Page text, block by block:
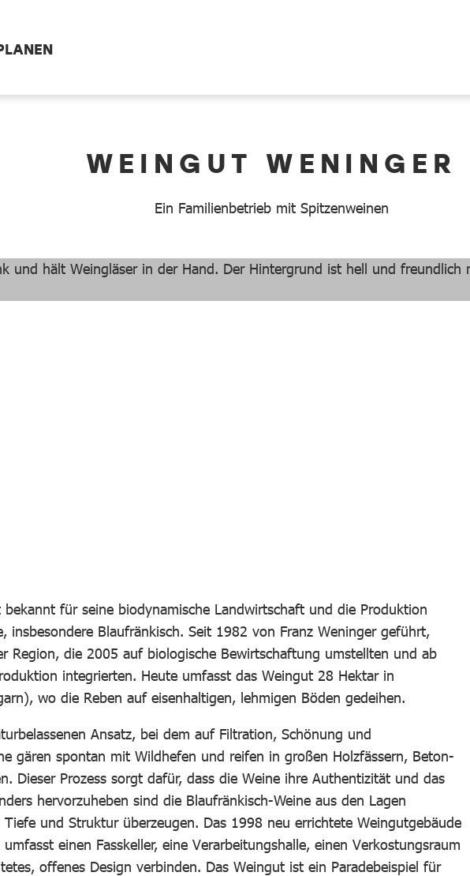
WEINGUT WENINGER
Ein Familienbetrieb mit Spitzenweinen
für seine biodynamische Landwirtschaft und die Produktion
insbesondere Blaufränkisch. Seit 1982 von Franz Weninger geführt,
Region, die 2005 auf biologische Bewirtschaftung umstellten und ab
integrierten. Heute umfasst das Weingut 28 Hektar in
wo die Reben auf eisenhaltigen, lehmigen Böden gedeihen.
Ansatz, bei dem auf Filtration, Schönung und
gären spontan mit Wildhefen und reifen in großen Holzfässern, Beton-
Dieser Prozess sorgt dafür, dass die Weine ihre Authentizität und das
hervorzuheben sind die Blaufränkisch-Weine aus den Lagen
und Struktur überzeugen. Das 1998 neu errichtete Weingutgebäude
einen Fasskeller, eine Verarbeitungshalle, einen Verkostungsraum
offenes Design verbinden. Das Weingut ist ein Paradebeispiel für